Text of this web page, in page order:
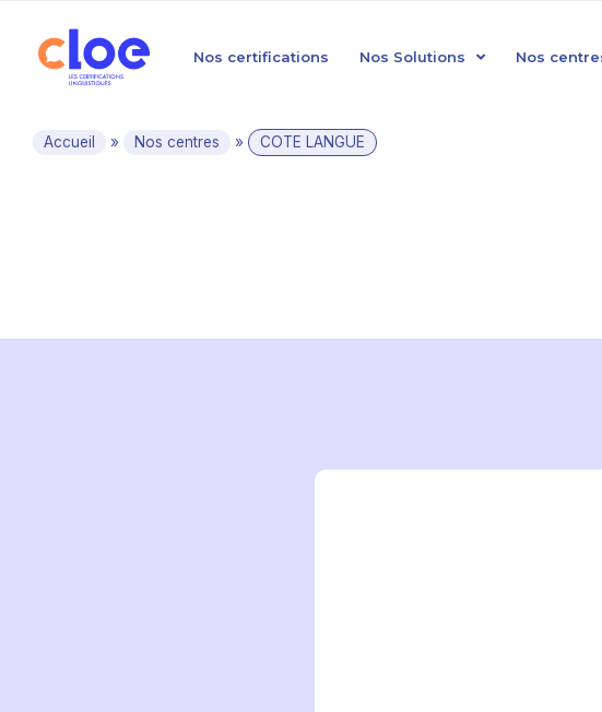
Nos certifications Nos Solutions Nos
Accueil » Nos centres » COTE LANGUE